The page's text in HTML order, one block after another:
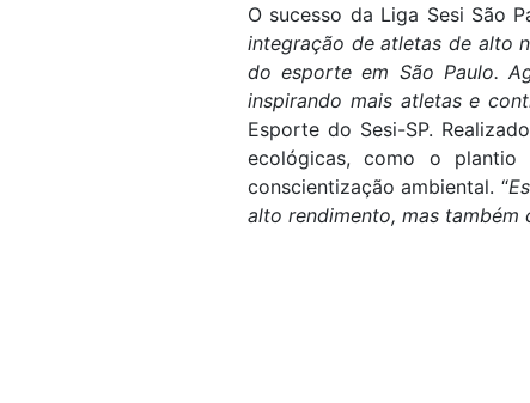
O sucesso da Liga Sesi São
integração de atletas de alto
do esporte em São Paulo.
inspirando mais atletas e
Esporte do Sesi-SP.
ecológicas, como o
conscientização ambiental. “
alto rendimento, mas